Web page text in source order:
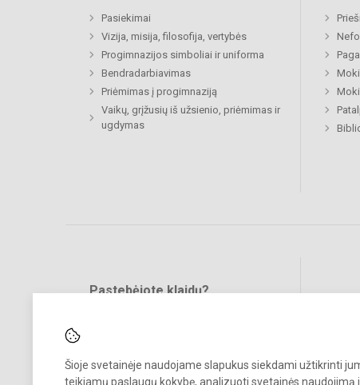
Šioje svetainėje naudojame slapukus siekdami užtikrinti
teikiamų paslaugų kokybę, analizuoti svetainės naudojimą
Pasiekimai
Vizija, misija, filosofija, vertybės
Progimnazijos simboliai ir uniforma
Bendradarbiavimas
Priėmimas į progimnaziją
Vaikų, grįžusių iš užsienio, priėmimas ir
ugdymas
Pastebėjote klaidų?